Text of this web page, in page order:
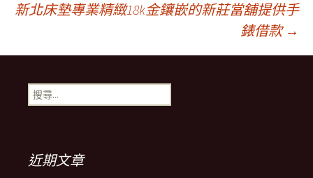
章
導
覽
列
新北床墊專業精緻18k金鑲嵌的新莊當舖提供手
錶借款 →
搜
尋
近期文章